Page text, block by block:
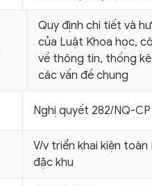
Quy định chi tiết và
của Luật Khoa học,
về thông tin, thống
các vấn đề chung
Nghị quyết 282/NQ-CP
V/v triển khai kiện
đặc khu